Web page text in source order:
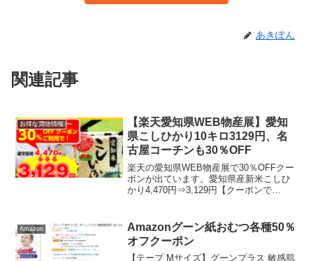
あきぽん
関連記事
お得な買物情報
【楽天愛知県WEB物産展】愛知
県こしひかり10キロ3129円、名
古屋コーチンも30％OFF
楽天の愛知県WEB物産展で30％OFFクー
ポンが出ています。愛知県産新米こしひ
かり4,470円⇒3,129円【クーポンで
コシヒカリ お米【ギフト】...
Amazon
Amazonグーン紙おむつ各種50％
オフクーポン
【テープ Mサイズ】グーンプラス 敏感肌